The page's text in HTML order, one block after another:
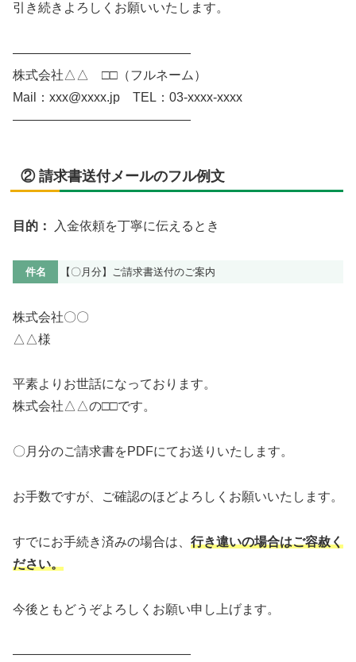
引き続きよろしくお願いいたします。
――――――――――――――
株式会社△△ □□（フルネーム）
Mail：xxx@xxxx.jp TEL：03-xxxx-xxxx
――――――――――――――
② 請求書送付メールのフル例文
目的： 入金依頼を丁寧に伝えるとき
件名 【〇月分】ご請求書送付のご案内
株式会社〇〇
△△様
平素よりお世話になっております。
株式会社△△の□□です。
〇月分のご請求書をPDFにてお送りいたします。
お手数ですが、ご確認のほどよろしくお願いいたします。
すでにお手続き済みの場合は、 行き違いの場合はご容赦く
ださい。
今後ともどうぞよろしくお願い申し上げます。
――――――――――――――